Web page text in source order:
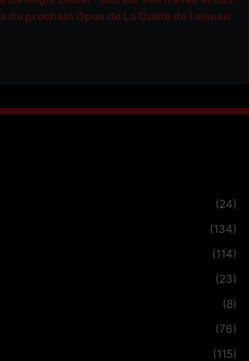
du prochain Opus de La Quête de l’oiseau
(24)
(134)
(114)
(23)
(8)
(76)
(115)